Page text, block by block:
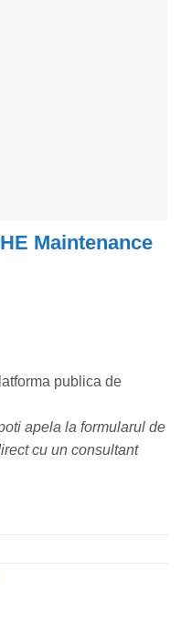
Maintenance
publica de
apela la formularul de
cu un consultant